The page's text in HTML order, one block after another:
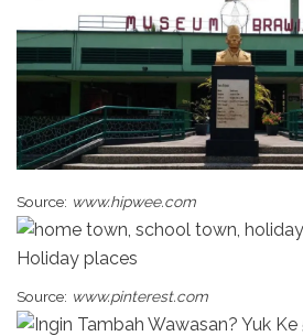
Source: www.hipwee.com
Source: www.pinterest.com